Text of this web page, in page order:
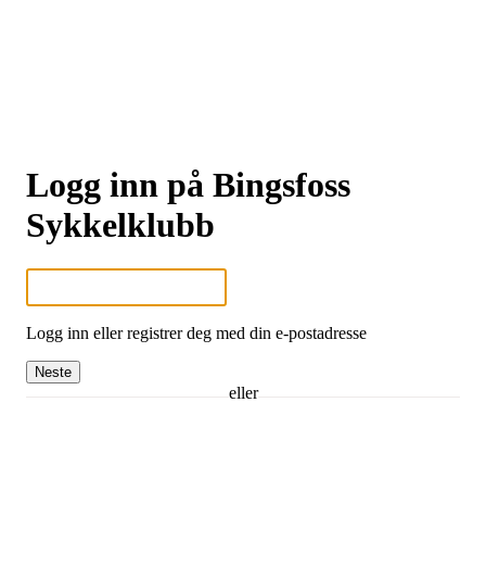
Logg inn på Bingsfoss
Sykkelklubb
Logg inn eller registrer deg med din e-postadresse
Neste
eller